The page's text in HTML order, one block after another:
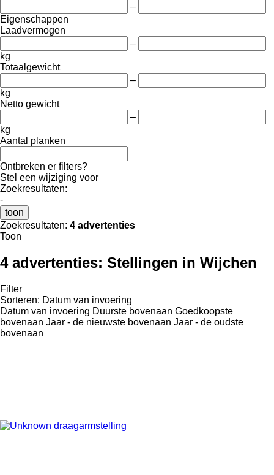
–
Eigenschappen
Laadvermogen
–
kg
Totaalgewicht
–
kg
Netto gewicht
–
kg
Aantal planken
Ontbreken er filters?
Stel een wijziging voor
Zoekresultaten:
-
toon
Zoekresultaten: 4 advertenties
Toon
4 advertenties: Stellingen in Wijchen
Filter
Sorteren: Datum van invoering
Datum van invoering Duurste bovenaan Goedkoopste
bovenaan Jaar - de nieuwste bovenaan Jaar - de oudste
bovenaan